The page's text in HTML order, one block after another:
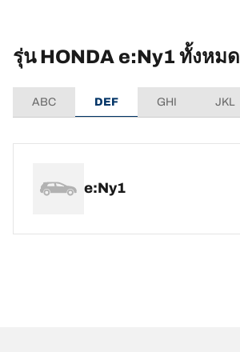
รุ่น HONDA e:Ny1 ทั้งหมด
ABC DEF GHI JKL
e:Ny1